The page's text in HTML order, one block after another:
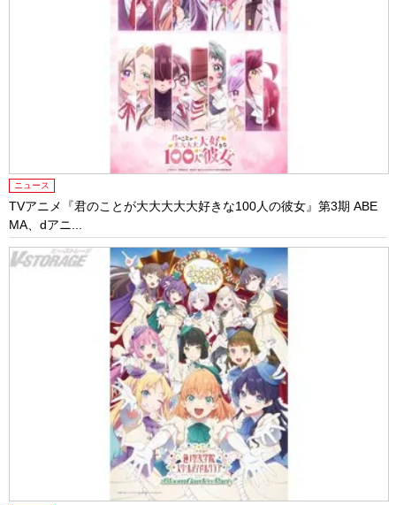
ニュース
TVアニメ『君のことが大大大大大好きな100人の彼女』第3期 ABE
MA、dアニ...